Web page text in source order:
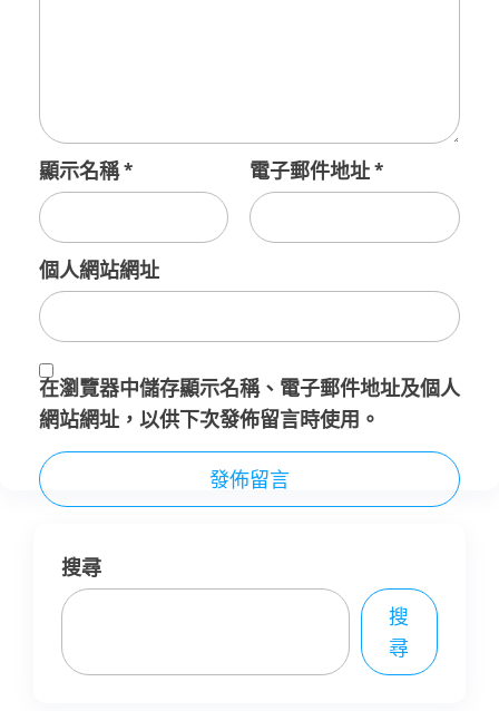
顯示名稱* 電子郵件地址*
個人網站網址
在瀏覽器中儲存顯示名稱、電子郵件地址及個人
網站網址，以供下次發佈留言時使用。
搜尋
搜
尋